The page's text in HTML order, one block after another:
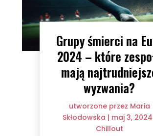
Grupy śmierci na
2024 – które
mają
wyzwania?
utworzone przez Maria
Skłodowska | maj 3, 2024
Chillout